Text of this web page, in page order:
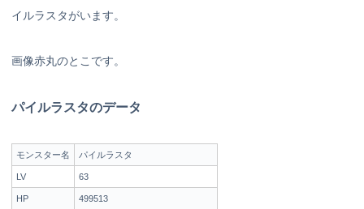
イルラスタがいます。
画像赤丸のとこです。
パイルラスタのデータ
モンスター名 パイルラスタ
LV 63
HP 499513